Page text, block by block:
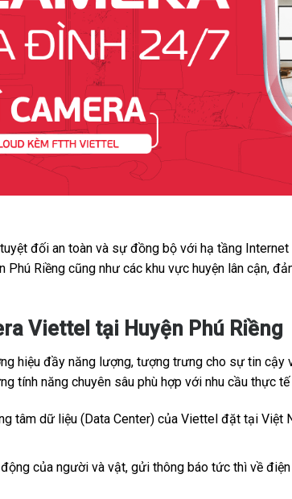
đối an toàn và sự đồng bộ với hạ tầng
Riềng cũng như các khu vực huyện lân cận,
Viettel tại Huyện Phú Riềng
hiệu đầy năng lượng, tượng trưng cho sự tin cậy
tính năng chuyên sâu phù hợp với nhu cầu thực
tâm dữ liệu (Data Center) của Viettel đặt tại Việt
của người và vật, gửi thông báo tức thì về